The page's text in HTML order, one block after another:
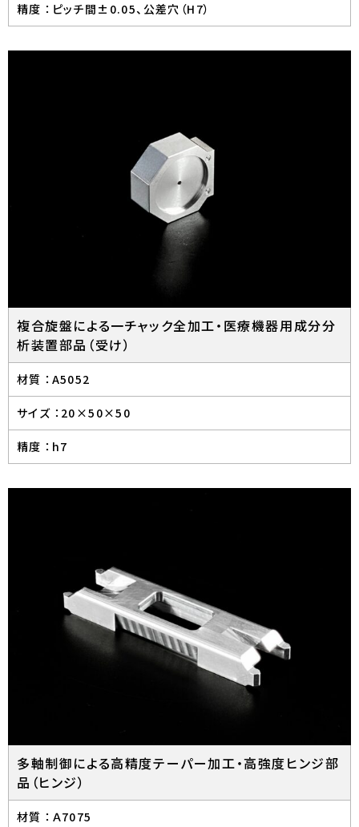
精度 ： ピッチ間±0.05、公差穴（H7）
複合旋盤による一チャック全加工・医療機器用成分分
析装置部品（受け）
材質 ： A5052
サイズ ： 20×50×50
精度 ： h7
多軸制御による高精度テーパー加工・高強度ヒンジ部
品（ヒンジ）
材質 ： Ａ7075